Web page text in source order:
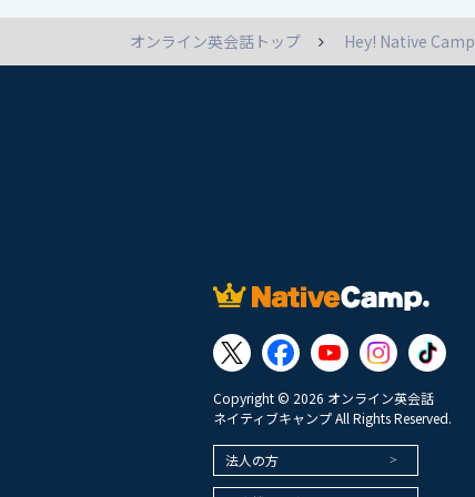
オンライン英会話トップ Hey! Native Camp
Copyright © 2026 オンライン英会話
ネイティブキャンプ All Rights Reserved.
法人の方